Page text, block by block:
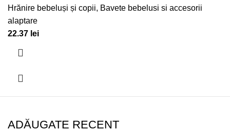
Hrănire bebeluși și copii, Bavete bebelusi si accesorii
alaptare
22.37 lei
ADĂUGATE RECENT